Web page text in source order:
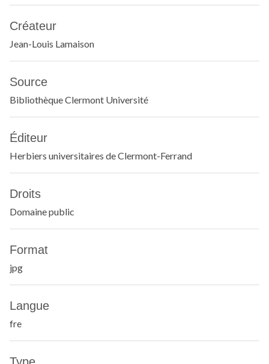
Créateur
Jean-Louis Lamaison
Source
Bibliothèque Clermont Université
Éditeur
Herbiers universitaires de Clermont-Ferrand
Droits
Domaine public
Format
jpg
Langue
fre